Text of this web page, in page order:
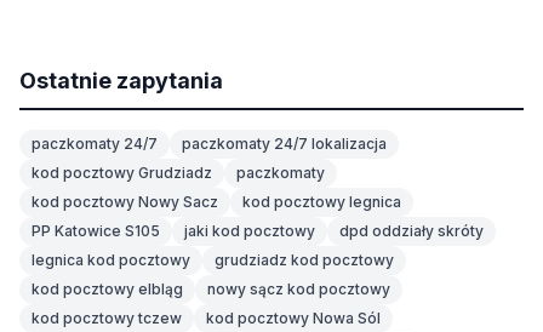
Ostatnie zapytania
paczkomaty 24/7
paczkomaty 24/7 lokalizacja
kod pocztowy Grudziadz
paczkomaty
kod pocztowy Nowy Sacz
kod pocztowy legnica
PP Katowice S105
jaki kod pocztowy
dpd oddziały skróty
legnica kod pocztowy
grudziadz kod pocztowy
kod pocztowy elbląg
nowy sącz kod pocztowy
kod pocztowy tczew
kod pocztowy Nowa Sól